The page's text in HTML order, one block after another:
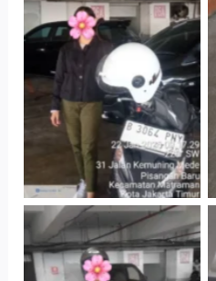
Cityplaza
Jatinegara Gedung
Parkir P6A